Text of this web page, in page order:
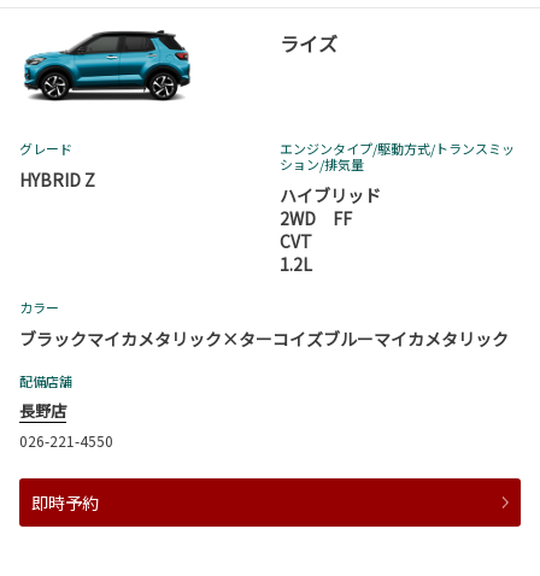
ライズ
グレード
HYBRID Z
エンジンタイプ/駆動方式/トランスミッ
ション/排気量
ハイブリッド
2WD FF
CVT
1.2L
カラー
ブラックマイカメタリック×ターコイズブルーマイカメタリック
配備店舗
長野店
026-221-4550
即時予約